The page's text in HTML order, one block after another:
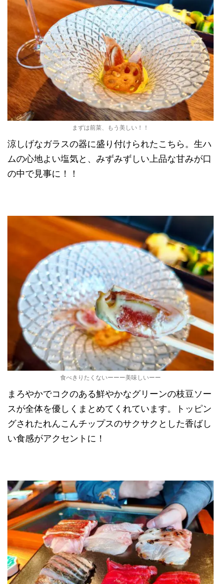
まずは前菜、もう美しい！！
涼しげなガラスの器に盛り付けられたこちら。生ハ
ムの心地よい塩気と、みずみずしい上品な甘みが口
の中で見事に！！
食べきりたくないーーー美味しいーー
まろやかでコクのある鮮やかなグリーンの枝豆ソー
スが全体を優しくまとめてくれています。トッピン
グされたれんこんチップスのサクサクとした香ばし
い食感がアクセントに！